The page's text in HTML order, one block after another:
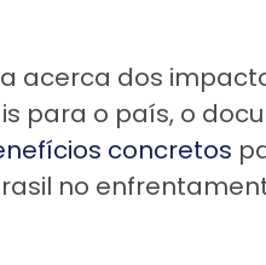
acerca dos
para o país, o
concretos
no